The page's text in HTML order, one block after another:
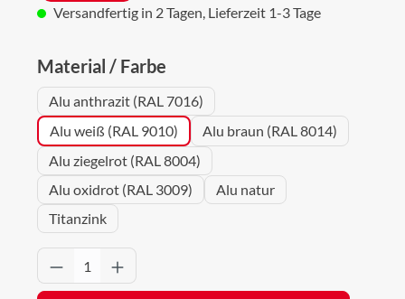
Versandfertig in 2 Tagen, Lieferzeit 1-3 Tage
Material / Farbe
Alu anthrazit (RAL 7016)
Alu weiß (RAL 9010)
Alu braun (RAL 8014)
Alu ziegelrot (RAL 8004)
Alu oxidrot (RAL 3009)
Alu natur
Titanzink
Produkt Anzahl: Gib den gewünschten